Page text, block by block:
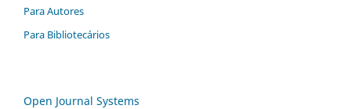
Para Autores
Para Bibliotecários
Open Journal Systems